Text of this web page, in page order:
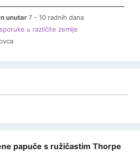
unutar 7 - 10 radnih dana
u različite zemlje
papuče s ružičastim Thorpe